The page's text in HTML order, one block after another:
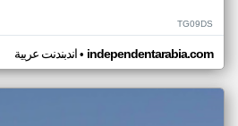
TG09DS
اندبندنت عربية• independentarabia.com